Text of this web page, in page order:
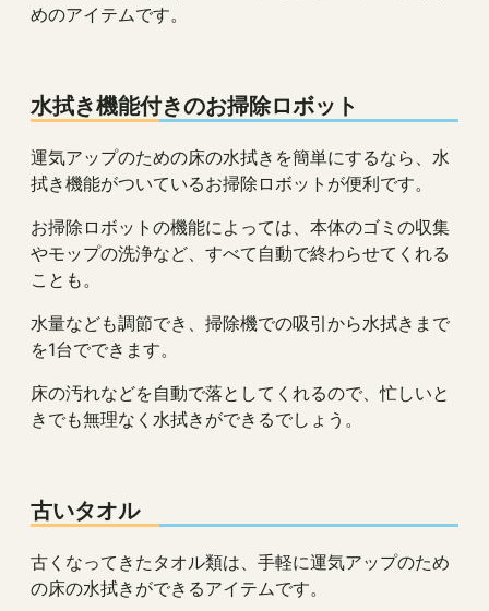
めのアイテムです。
水拭き機能付きのお掃除ロボット
運気アップのための床の水拭きを簡単にするなら、水
拭き機能がついているお掃除ロボットが便利です。
お掃除ロボットの機能によっては、本体のゴミの収集
やモップの洗浄など、すべて自動で終わらせてくれる
ことも。
水量なども調節でき、掃除機での吸引から水拭きまで
を1台でできます。
床の汚れなどを自動で落としてくれるので、忙しいと
きでも無理なく水拭きができるでしょう。
古いタオル
古くなってきたタオル類は、手軽に運気アップのため
の床の水拭きができるアイテムです。